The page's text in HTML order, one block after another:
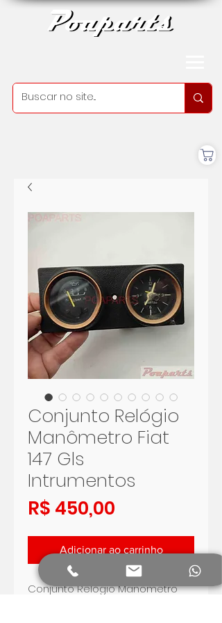
Conjunto Relógio
Manômetro Fiat
147 Gls
Intrumentos
R$ 450,00
Adicionar ao carrinho
Conjunto Relógio Manômetro